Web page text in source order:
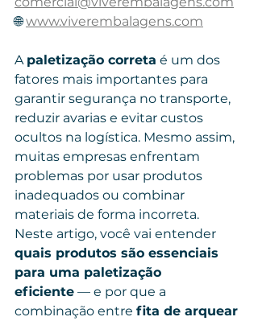
🌐 www.viverembalagens.com
A paletização correta é um dos
fatores mais importantes para
garantir segurança no transporte,
reduzir avarias e evitar custos
ocultos na logística. Mesmo assim,
muitas empresas enfrentam
problemas por usar produtos
inadequados ou combinar
materiais de forma incorreta.
Neste artigo, você vai entender
quais produtos são essenciais
para uma paletização
eficiente — e por que a
combinação entre fita de arquear